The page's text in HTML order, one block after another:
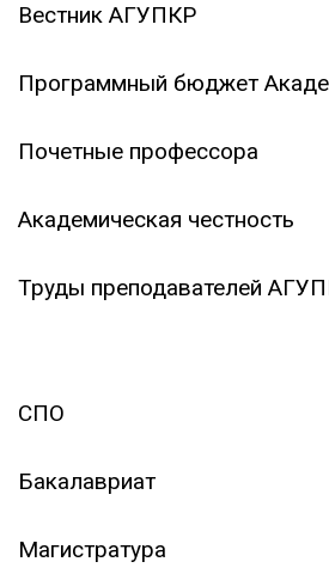
Вестник АГУПКР
Программный бюджет
Почетные профессора
Академическая честность
Труды преподавателей
СПО
Бакалавриат
Магистратура